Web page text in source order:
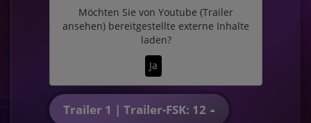
Möchten Sie von Youtube (Trailer
ansehen) bereitgestellte externe Inhalte
laden?
Ja
Trailer 1 | Trailer-FSK: 12